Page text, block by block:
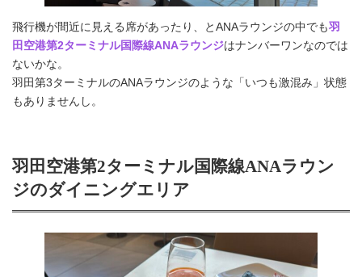
飛行機が間近に見える席があったり、とANAラウンジの中でも羽
田空港第2ターミナル国際線ANAラウンジはナンバーワンなのでは
ないかな。
羽田第3ターミナルのANAラウンジのような「いつも激混み」状態
もありませんし。
羽田空港第2ターミナル国際線ANAラウン
ジのダイニングエリア